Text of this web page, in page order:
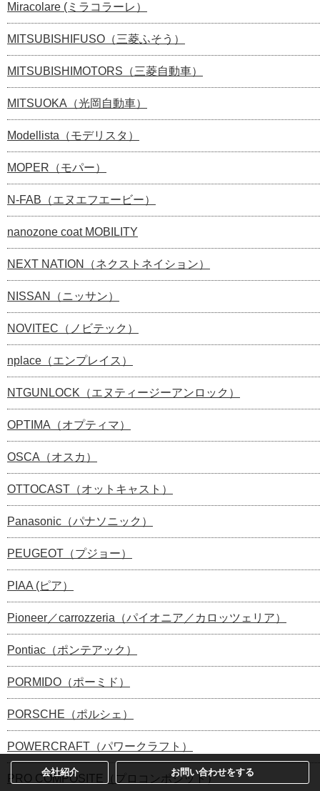
Miracolare (ミラコラーレ）
MITSUBISHIFUSO（三菱ふそう）
MITSUBISHIMOTORS（三菱自動車）
MITSUOKA（光岡自動車）
Modellista（モデリスタ）
MOPER（モパー）
N-FAB（エヌエフエービー）
nanozone coat MOBILITY
NEXT NATION（ネクストネイション）
NISSAN（ニッサン）
NOVITEC（ノビテック）
nplace（エンプレイス）
NTGUNLOCK（エヌティージーアンロック）
OPTIMA（オプティマ）
OSCA（オスカ）
OTTOCAST（オットキャスト）
Panasonic（パナソニック）
PEUGEOT（プジョー）
PIAA (ピア）
Pioneer／carrozzeria（パイオニア／カロッツェリア）
Pontiac（ポンテアック）
PORMIDO（ポーミド）
PORSCHE（ポルシェ）
POWERCRAFT（パワークラフト）
PRO COMPOSITE（プロコンポジット）
会社紹介 お問い合わせをする